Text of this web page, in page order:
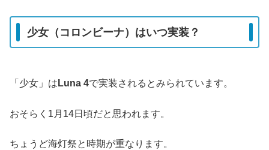
少女（コロンビーナ）はいつ実装？
「少女」は Luna 4で実装されるとみられています。
おそらく1月14日頃だと思われます。
ちょうど海灯祭と時期が重なります。